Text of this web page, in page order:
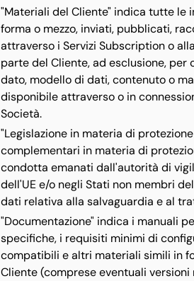
"Materiali del Cliente" indica tutte le
forma o mezzo, inviati, pubblicati,
attraverso i Servizi Subscription o
parte del Cliente, ad esclusione, per
dato, modello di dati, contenuto o
disponibile attraverso o in
Società.
"Legislazione in materia di
complementari in materia di
condotta emanati dall'autorità di
dell'UE e/o negli Stati non membri
dati relativa alla salvaguardia e al
"Documentazione" indica i manuali
specifiche, i requisiti minimi di
compatibili e altri materiali simili in
Cliente (comprese eventuali